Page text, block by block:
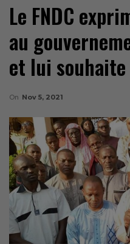
Le FNDC
au
et lui
On Nov 5, 2021